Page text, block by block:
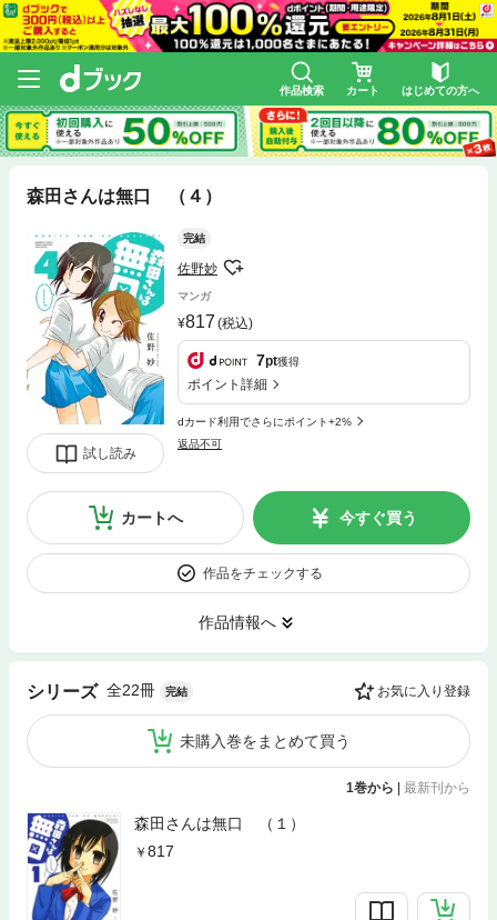
作品検索 カート はじめての方へ
森田さんは無口 （４）
試し読み
完結
佐野妙
マンガ
817 (税込)
7pt獲得
ポイント詳細
dカード利用でさらにポイント+2%
返品不可
カートへ 今すぐ買う
作品をチェックする
作品情報へ
シリーズ 全22冊 完結 お気に入り登録
未購入巻をまとめて買う
1巻から | 最新刊から
森田さんは無口 （１）
817